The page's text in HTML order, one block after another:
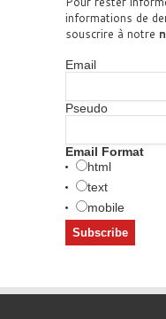
informations de
souscrire à notre
Email
Pseudo
Email Format
html
text
mobile